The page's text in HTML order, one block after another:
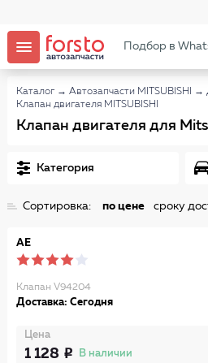
Подбор в
Каталог → Автозапчасти MITSUBISHI →
Клапан двигателя MITSUBISHI
Клапан двигателя для
Категория
Сортировка: по цене сроку
AE
Клапан V94204
Доставка: Сегодня
Цена
1 128 В наличии